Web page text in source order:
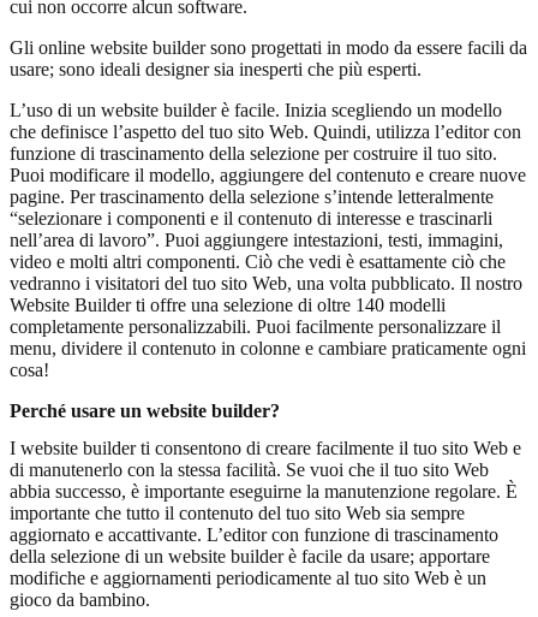
cui non occorre alcun software.
Gli online website builder sono progettati in modo da essere facili da
usare; sono ideali designer sia inesperti che più esperti.
L’uso di un website builder è facile. Inizia scegliendo un modello
che definisce l’aspetto del tuo sito Web. Quindi, utilizza l’editor con
funzione di trascinamento della selezione per costruire il tuo sito.
Puoi modificare il modello, aggiungere del contenuto e creare nuove
pagine. Per trascinamento della selezione s’intende letteralmente
“selezionare i componenti e il contenuto di interesse e trascinarli
nell’area di lavoro”. Puoi aggiungere intestazioni, testi, immagini,
video e molti altri componenti. Ciò che vedi è esattamente ciò che
vedranno i visitatori del tuo sito Web, una volta pubblicato. Il nostro
Website Builder ti offre una selezione di oltre 140 modelli
completamente personalizzabili. Puoi facilmente personalizzare il
menu, dividere il contenuto in colonne e cambiare praticamente ogni
cosa!
Perché usare un website builder?
I website builder ti consentono di creare facilmente il tuo sito Web e
di manutenerlo con la stessa facilità. Se vuoi che il tuo sito Web
abbia successo, è importante eseguirne la manutenzione regolare. È
importante che tutto il contenuto del tuo sito Web sia sempre
aggiornato e accattivante. L’editor con funzione di trascinamento
della selezione di un website builder è facile da usare; apportare
modifiche e aggiornamenti periodicamente al tuo sito Web è un
gioco da bambino.